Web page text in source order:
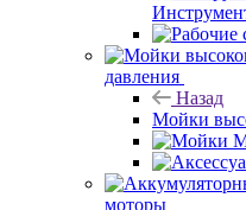
давления
Назад
Мойки
моторы